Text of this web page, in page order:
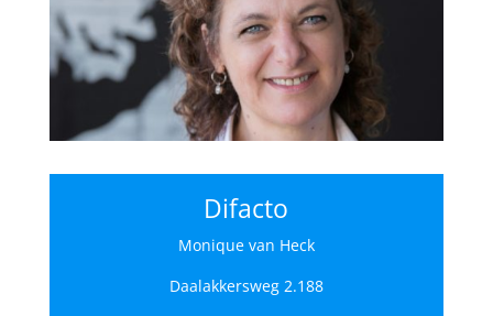
Difacto
Monique van Heck
Daalakkersweg 2.188